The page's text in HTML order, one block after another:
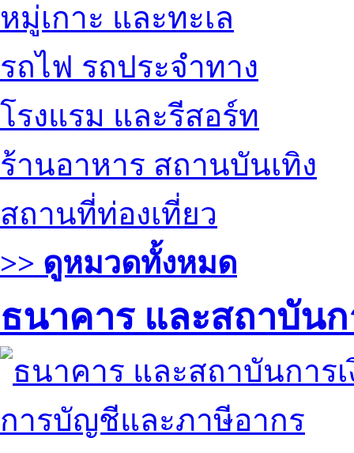
หมู่เกาะ และทะเล
รถไฟ รถประจำทาง
โรงแรม และรีสอร์ท
ร้านอาหาร สถานบันเทิง
สถานที่ท่องเที่ยว
>> ดูหมวดทั้งหมด
ธนาคาร และสถาบันก
การบัญชีและภาษีอากร